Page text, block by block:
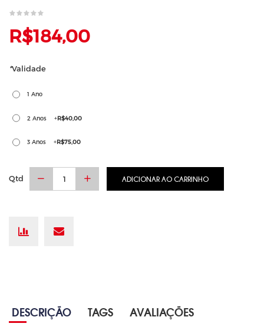
R$184,00
*Validade
1 Ano
2 Anos +R$40,00
3 Anos +R$75,00
Qtd ADICIONAR AO CARRINHO
DESCRIÇÃO TAGS AVALIAÇÕES